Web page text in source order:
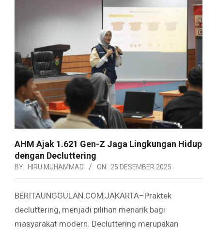
AHM Ajak 1.621 Gen-Z Jaga Lingkungan Hidup
dengan Decluttering
BY: HIRU MUHAMMAD ON: 25 DESEMBER 2025
BERITAUNGGULAN.COM,JAKARTA–Praktek
decluttering, menjadi pilihan menarik bagi
masyarakat modern. Decluttering merupakan